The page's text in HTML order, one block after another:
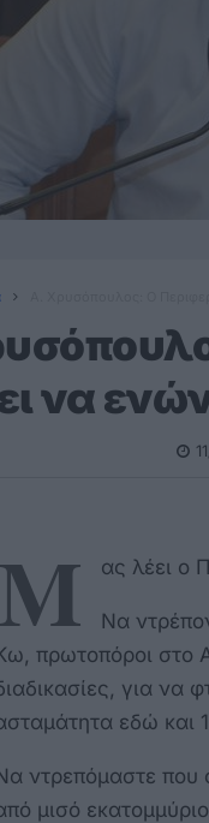
να
Μ ας λέει ο
Να
πρωτοπόροι στο
για να
εδώ και
ντρεπόμαστε που
μισό